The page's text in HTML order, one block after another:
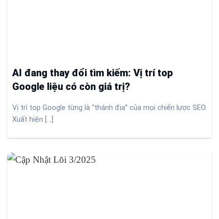
AI đang thay đổi tìm kiếm: Vị trí top
Google liệu có còn giá trị?
Vị trí top Google từng là “thánh địa” của mọi chiến lược SEO.
Xuất hiện [...]